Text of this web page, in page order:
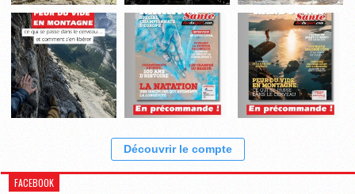
Découvrir le compte
FACEBOOK